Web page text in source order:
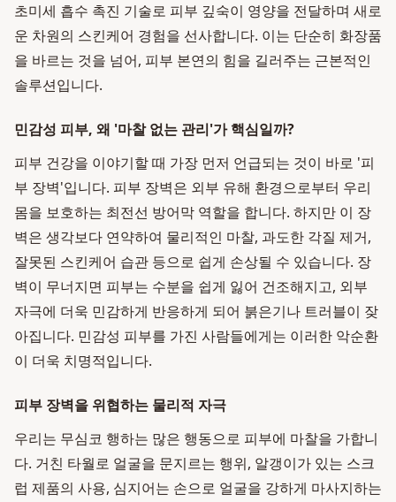
초미세 흡수 촉진 기술로 피부 깊숙이 영양을 전달하며 새로
운 차원의 스킨케어 경험을 선사합니다. 이는 단순히 화장품
을 바르는 것을 넘어, 피부 본연의 힘을 길러주는 근본적인
솔루션입니다.
민감성 피부, 왜 '마찰 없는 관리'가 핵심일까?
피부 건강을 이야기할 때 가장 먼저 언급되는 것이 바로 '피
부 장벽'입니다. 피부 장벽은 외부 유해 환경으로부터 우리
몸을 보호하는 최전선 방어막 역할을 합니다. 하지만 이 장
벽은 생각보다 연약하여 물리적인 마찰, 과도한 각질 제거,
잘못된 스킨케어 습관 등으로 쉽게 손상될 수 있습니다. 장
벽이 무너지면 피부는 수분을 쉽게 잃어 건조해지고, 외부
자극에 더욱 민감하게 반응하게 되어 붉은기나 트러블이 잦
아집니다. 민감성 피부를 가진 사람들에게는 이러한 악순환
이 더욱 치명적입니다.
피부 장벽을 위협하는 물리적 자극
우리는 무심코 행하는 많은 행동으로 피부에 마찰을 가합니
다. 거친 타월로 얼굴을 문지르는 행위, 알갱이가 있는 스크
럽 제품의 사용, 심지어는 손으로 얼굴을 강하게 마사지하는